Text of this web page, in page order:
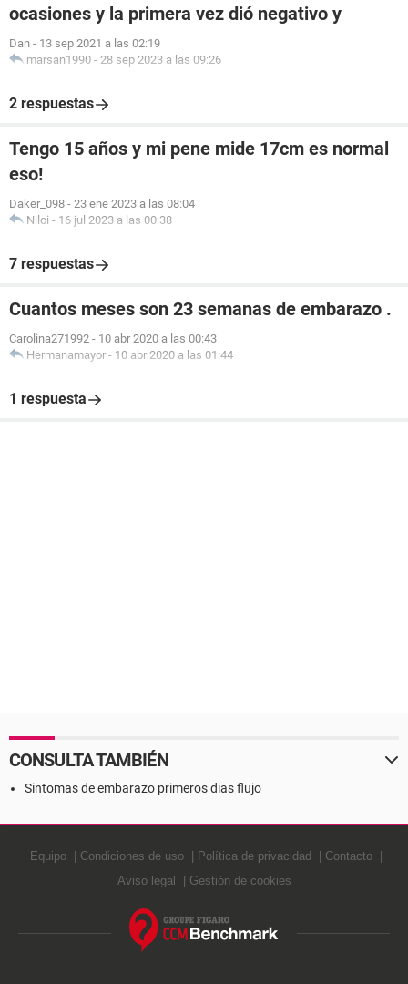
ocasiones y la primera vez dió negativo y
Dan - 13 sep 2021 a las 02:19
marsan1990 - 28 sep 2023 a las 09:26
2 respuestas
Tengo 15 años y mi pene mide 17cm es normal
eso!
Daker_098 - 23 ene 2023 a las 08:04
Niloi - 16 jul 2023 a las 00:38
7 respuestas
Cuantos meses son 23 semanas de embarazo .
Carolina271992 - 10 abr 2020 a las 00:43
Hermanamayor - 10 abr 2020 a las 01:44
1 respuesta
CONSULTA TAMBIÉN
Sintomas de embarazo primeros dias flujo
Equipo Condiciones de uso Política de privacidad
Contacto
Aviso legal
Gestión de cookies